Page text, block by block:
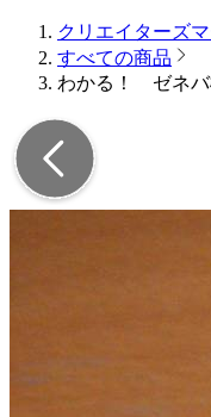
クリエイターズ
すべての商品
わかる！ ゼネバ